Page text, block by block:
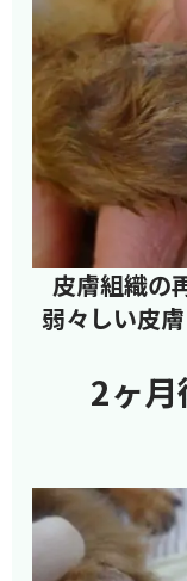
皮膚組織の
弱々しい皮
2ヶ